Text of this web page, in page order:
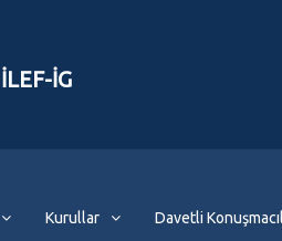
İG
Kurullar Davetli